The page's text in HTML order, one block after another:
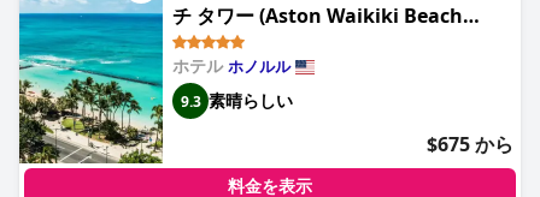
チェアが不足することはなく、ダイヤモンドヘッドの眺めは息を
呑むほどです。唯一の欠点は、時々水が汚れていることですが、
全体的に、お客様はこの静かで美しいホテルで満足のいくビーチ
体験をされています。
チ タワー (Aston Waikiki Beach
Tower)
ホテルホノルル
9.3 素晴らしい
$675 から
料金を表示